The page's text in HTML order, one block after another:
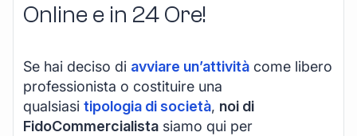
Online e in 24 Ore!
Se hai deciso di avviare un’attività come libero
professionista o costituire una
qualsiasi tipologia di società, noi di
FidoCommercialista siamo qui per